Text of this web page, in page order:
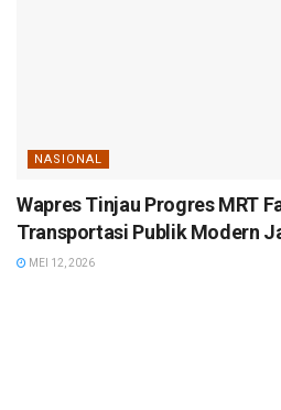
NASIONAL
Wapres Tinjau Progres MRT
Transportasi Publik Modern
MEI 12, 2026